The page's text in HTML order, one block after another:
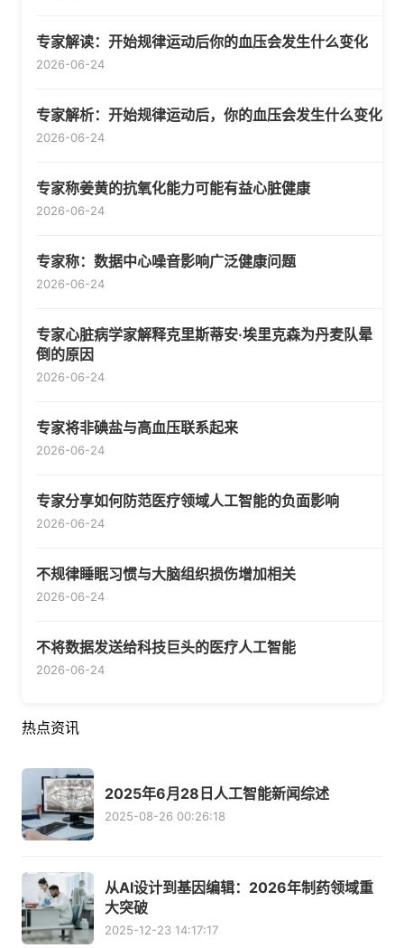
专家解读：开始规律运动后你的血压会发生什么变化
2026-06-24
专家解析：开始规律运动后，你的血压会发生什么变化
2026-06-24
专家称姜黄的抗氧化能力可能有益心脏健康
2026-06-24
专家称：数据中心噪音影响广泛健康问题
2026-06-24
专家心脏病学家解释克里斯蒂安·埃里克森为丹麦队晕
倒的原因
2026-06-24
专家将非碘盐与高血压联系起来
2026-06-24
专家分享如何防范医疗领域人工智能的负面影响
2026-06-24
不规律睡眠习惯与大脑组织损伤增加相关
2026-06-24
不将数据发送给科技巨头的医疗人工智能
2026-06-24
热点资讯
2025年6月28日人工智能新闻综述
2025-08-26 00:26:18
从AI设计到基因编辑：2026年制药领域重
大突破
2025-12-23 14:17:17